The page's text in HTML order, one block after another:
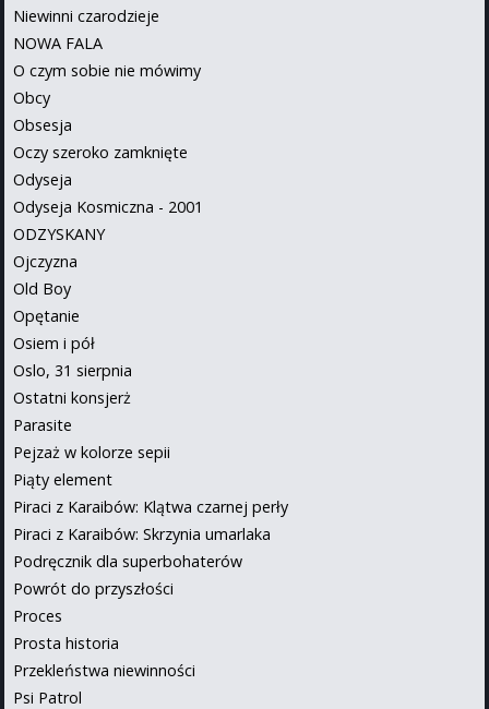
Niewinni czarodzieje
NOWA FALA
O czym sobie nie mówimy
Obcy
Obsesja
Oczy szeroko zamknięte
Odyseja
Odyseja Kosmiczna - 2001
ODZYSKANY
Ojczyzna
Old Boy
Opętanie
Osiem i pół
Oslo, 31 sierpnia
Ostatni konsjerż
Parasite
Pejzaż w kolorze sepii
Piąty element
Piraci z Karaibów: Klątwa czarnej perły
Piraci z Karaibów: Skrzynia umarlaka
Podręcznik dla superbohaterów
Powrót do przyszłości
Proces
Prosta historia
Przekleństwa niewinności
Psi Patrol